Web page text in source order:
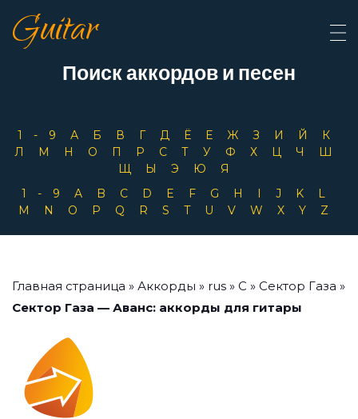
Guitar
Поиск аккордов и песен
1-9 А Б В Г Д Ё Е Ж З И Й
К
Л
М Н О П Р С Т У Ф Х Ц Ч
Ш
Щ
Ы Э Ю
Я
1-9
A B C D E F G H I J K
L
M
N O P Q R S T U V W X Y Z
Главная страница » Аккорды » rus » С » Сектор Газа »
Сектор Газа — Аванс: аккорды для гитары